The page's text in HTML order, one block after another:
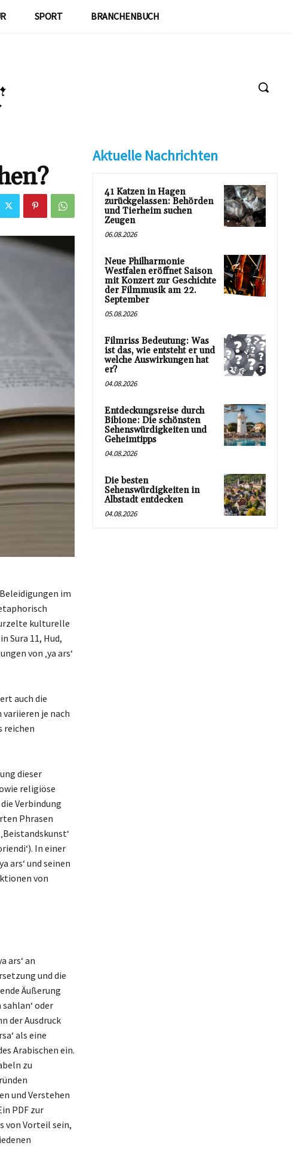
SPORT BRANCHENBUCH
im
kulturelle
Sura 11, Hud,
von ‚ya ars‘
auch die
je nach
reichen
dieser
religiöse
Verbindung
Phrasen
In einer
ars‘ und seinen
von
ars‘ an
und die
Äußerung
oder
der Ausdruck
als eine
Arabischen ein.
zu
und Verstehen
PDF zur
von Vorteil sein,
Aktuelle Nachrichten
41 Katzen in Hagen
zurückgelassen: Behörden
und Tierheim suchen
Zeugen
06.08.2026
Neue Philharmonie
Westfalen eröffnet Saison
mit Konzert zur Geschichte
der Filmmusik am 22.
September
05.08.2026
Filmriss Bedeutung: Was
ist das, wie entsteht er und
welche Auswirkungen hat
er?
04.08.2026
Entdeckungsreise durch
Bibione: Die schönsten
Sehenswürdigkeiten und
Geheimtipps
04.08.2026
Die besten
Sehenswürdigkeiten in
Albstadt entdecken
04.08.2026